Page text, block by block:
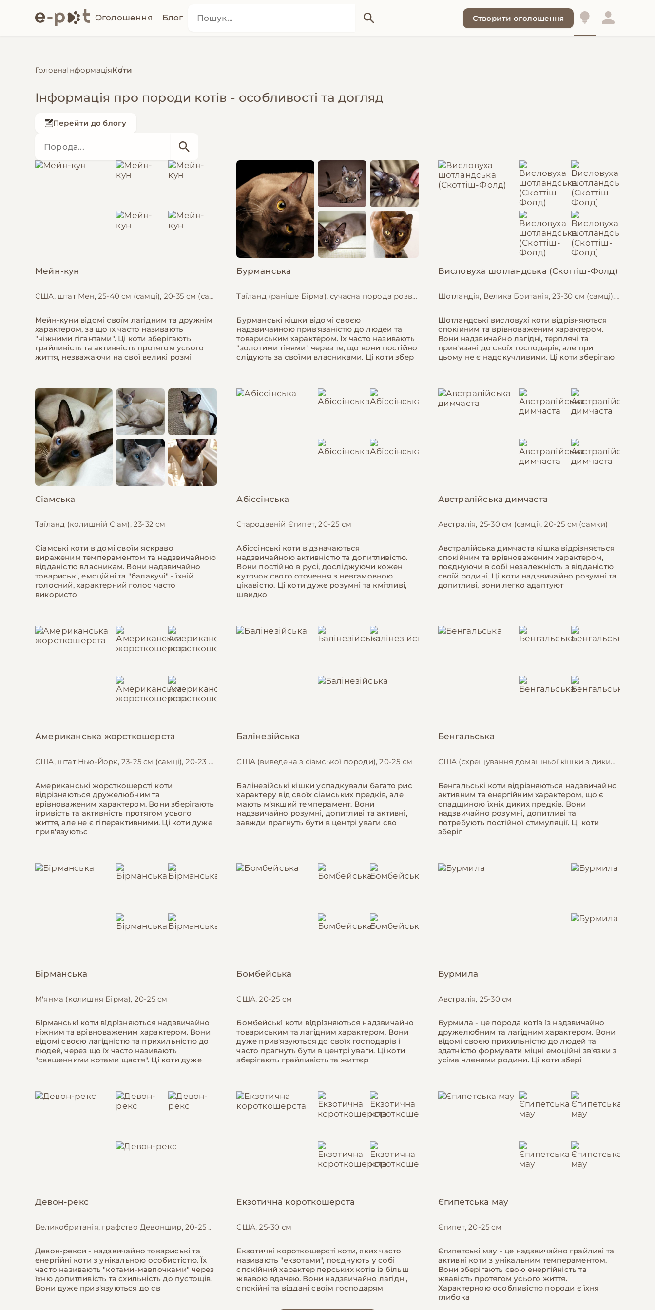
Оголошення Блог Створити оголошення
ГоловнаІнформаціяКоти
Інформація про породи котів - особливості та догляд
Перейти до блогу
Мейн-кун
США, штат Мен, 25-40 см (самці), 20-35 см (самки)
Мейн-куни відомі своїм лагідним та дружнім
характером, за що їх часто називають
"ніжними гігантами". Ці коти зберігають
грайливість та активність протягом усього
життя, незважаючи на свої великі розмі
Бурманська
Таїланд (раніше Бірма), сучасна порода розвинута в США, 23-25 см
Бурманські кішки відомі своєю
надзвичайною прив'язаністю до людей та
товариським характером. Їх часто називають
"золотими тінями" через те, що вони постійно
слідують за своїми власниками. Ці коти збер
Висловуха шотландська (Скоттіш-Фолд)
Шотландія, Велика Британія, 23-30 см (самці), 20-25 см (самки)
Шотландські висловухі коти відрізняються
спокійним та врівноваженим характером.
Вони надзвичайно лагідні, терплячі та
прив'язані до своїх господарів, але при
цьому не є надокучливими. Ці коти зберігаю
Сіамська
Таїланд (колишній Сіам), 23-32 см
Сіамські коти відомі своїм яскраво
вираженим темпераментом та надзвичайною
відданістю власникам. Вони надзвичайно
товариські, емоційні та "балакучі" - їхній
голосний, характерний голос часто
використо
Абіссінська
Стародавній Єгипет, 20-25 см
Абіссінські коти відзначаються
надзвичайною активністю та допитливістю.
Вони постійно в русі, досліджуючи кожен
куточок свого оточення з невгамовною
цікавістю. Ці коти дуже розумні та кмітливі,
швидко
Австралійська димчаста
Австралія, 25-30 см (самці), 20-25 см (самки)
Австралійська димчаста кішка відрізняється
спокійним та врівноваженим характером,
поєднуючи в собі незалежність з відданістю
своїй родині. Ці коти надзвичайно розумні та
допитливі, вони легко адаптуют
Американська жорсткошерста
США, штат Нью-Йорк, 23-25 см (самці), 20-23 см (самки)
Американські жорсткошерсті коти
відрізняються дружелюбним та
врівноваженим характером. Вони зберігають
ігривість та активність протягом усього
життя, але не є гіперактивними. Ці коти дуже
прив'язуютьс
Балінезійська
США (виведена з сіамської породи), 20-25 см
Балінезійські кішки успадкували багато рис
характеру від своїх сіамських предків, але
мають м'якший темперамент. Вони
надзвичайно розумні, допитливі та активні,
завжди прагнуть бути в центрі уваги сво
Бенгальська
США (схрещування домашньої кішки з диким азійським леопардовим котом), 20-25 см
Бенгальські коти відрізняються надзвичайно
активним та енергійним характером, що є
спадщиною їхніх диких предків. Вони
надзвичайно розумні, допитливі та
потребують постійної стимуляції. Ці коти
зберіг
Бірманська
М'янма (колишня Бірма), 20-25 см
Бірманські коти відрізняються надзвичайно
ніжним та врівноваженим характером. Вони
відомі своєю лагідністю та прихильністю до
людей, через що їх часто називають
"священними котами щастя". Ці коти дуже
Бомбейська
США, 20-25 см
Бомбейські коти відрізняються надзвичайно
товариським та лагідним характером. Вони
дуже прив'язуються до своїх господарів і
часто прагнуть бути в центрі уваги. Ці коти
зберігають грайливість та життєр
Бурмила
Австралія, 25-30 см
Бурмила - це порода котів із надзвичайно
дружелюбним та лагідним характером. Вони
відомі своєю прихильністю до людей та
здатністю формувати міцні емоційні зв'язки з
усіма членами родини. Ці коти збері
Девон-рекс
Великобританія, графство Девоншир, 20-25 см
Девон-рекси - надзвичайно товариські та
енергійні коти з унікальною особистістю. Їх
часто називають "котами-мавпочками" через
їхню допитливість та схильність до пустощів.
Вони дуже прив'язуються до св
Екзотична короткошерста
США, 25-30 см
Екзотичні короткошерсті коти, яких часто
називають "екзотами", поєднують у собі
спокійний характер перських котів із більш
жвавою вдачею. Вони надзвичайно лагідні,
спокійні та віддані своїм господарям
Єгипетська мау
Єгипет, 20-25 см
Єгипетські мау - це надзвичайно грайливі та
активні коти з унікальним темпераментом.
Вони зберігають свою енергійність та
жвавість протягом усього життя.
Характерною особливістю породи є їхня
глибока